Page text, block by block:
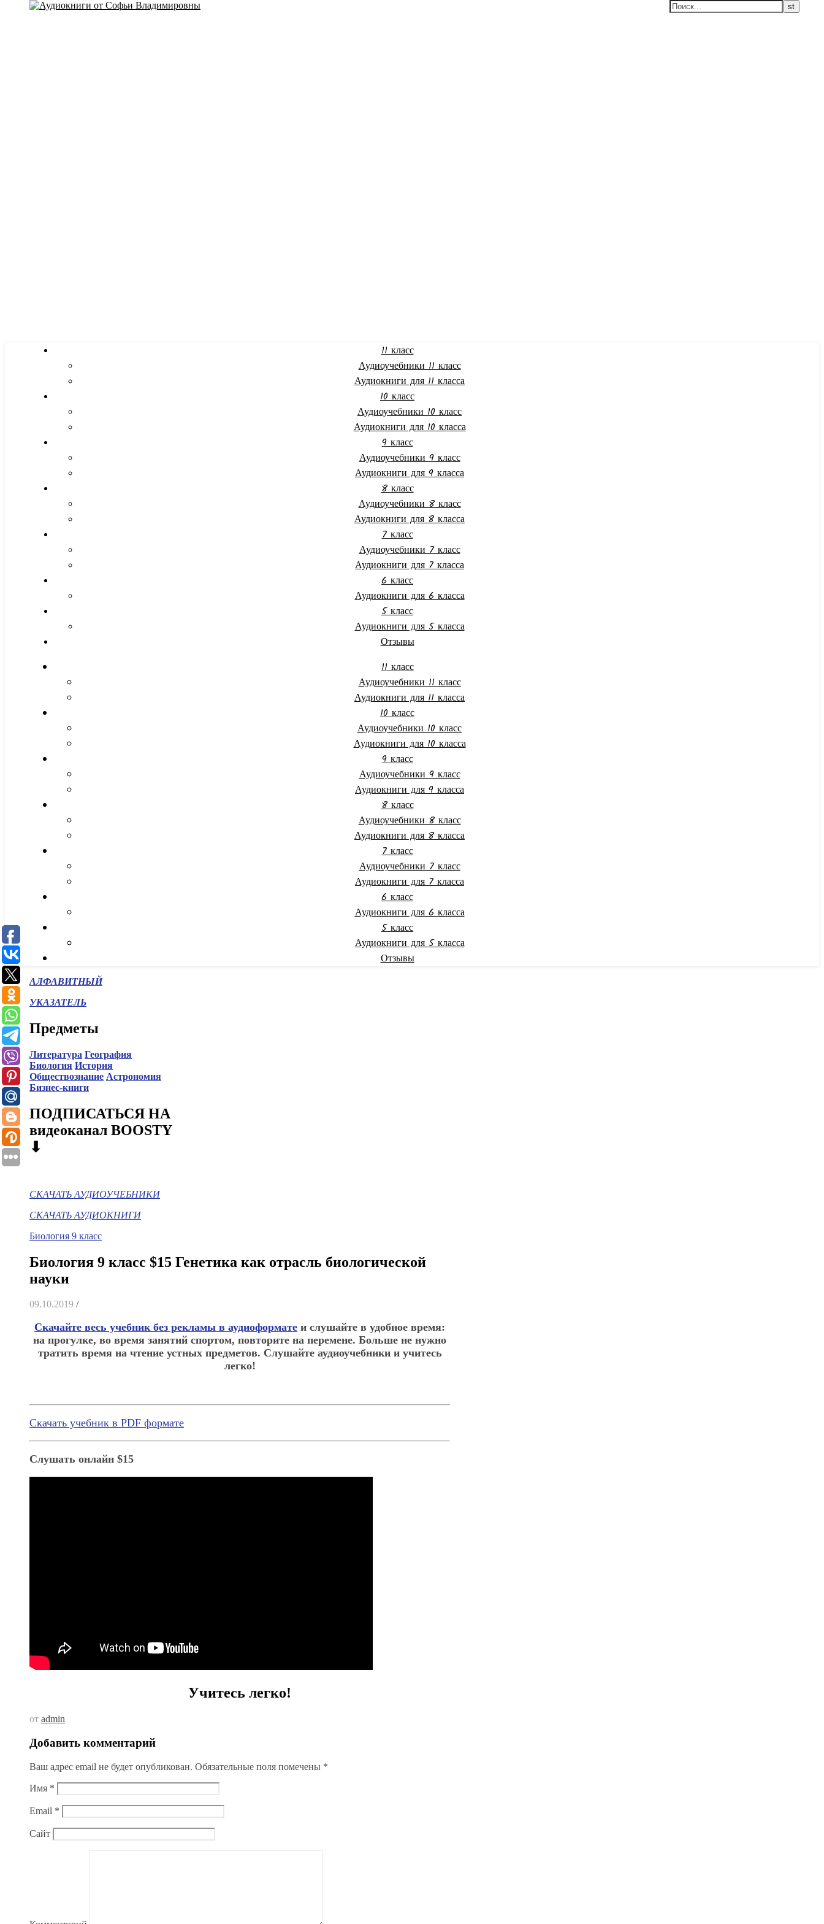
11 класс
Аудиоучебники 11 класс
Аудиокниги для 11 класса
10 класс
Аудиоучебники 10 класс
Аудиокниги для 10 класса
9 класс
Аудиоучебники 9 класс
Аудиокниги для 9 класса
8 класс
Аудиоучебники 8 класс
Аудиокниги для 8 класса
7 класс
Аудиоучебники 7 класс
Аудиокниги для 7 класса
6 класс
Аудиокниги для 6 класса
5 класс
Аудиокниги для 5 класса
Отзывы
11 класс
Аудиоучебники 11 класс
Аудиокниги для 11 класса
10 класс
Аудиоучебники 10 класс
Аудиокниги для 10 класса
9 класс
Аудиоучебники 9 класс
Аудиокниги для 9 класса
8 класс
Аудиоучебники 8 класс
Аудиокниги для 8 класса
7 класс
Аудиоучебники 7 класс
Аудиокниги для 7 класса
6 класс
Аудиокниги для 6 класса
5 класс
Аудиокниги для 5 класса
Отзывы
АЛФАВИТНЫЙ
УКАЗАТЕЛЬ
Предметы
Литература География
Биология История
Обществознание Астрономия
Бизнес-книги
ПОДПИСАТЬСЯ НА
видеоканал BOOSTY
⬇
СКАЧАТЬ АУДИОУЧЕБНИКИ
СКАЧАТЬ АУДИОКНИГИ
Биология 9 класс
Биология 9 класс $15 Генетика как отрасль биологической
науки
09.10.2019 /
Скачайте весь учебник без рекламы в аудиоформате и слушайте в удобное время:
на прогулке, во время занятий спортом, повторите на перемене. Больше не нужно
тратить время на чтение устных предметов. Слушайте аудиоучебники и учитесь
легко!
Скачать учебник в PDF формате
Слушать онлайн $15
Учитесь легко!
от admin
Добавить комментарий
Ваш адрес email не будет опубликован. Обязательные поля помечены *
Имя *
Email *
Сайт